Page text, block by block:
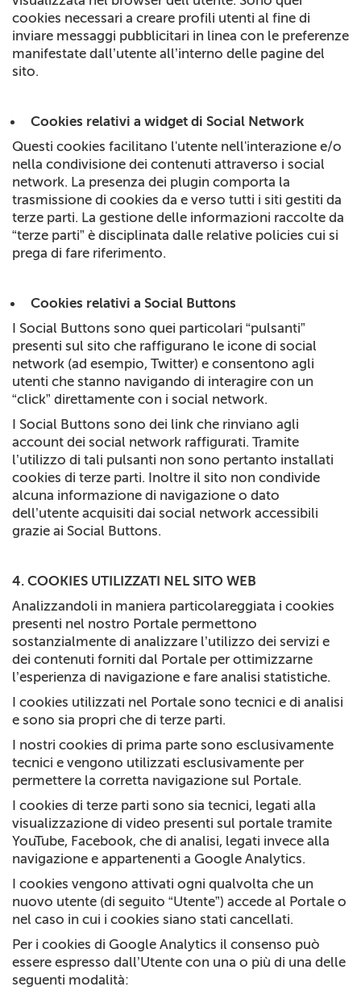
cookies necessari a creare profili utenti al fine di
inviare messaggi pubblicitari in linea con le preferenze
manifestate dall’utente all’interno delle pagine del
sito.
Cookies relativi a widget di Social Network
Questi cookies facilitano l'utente nell'interazione e/o
nella condivisione dei contenuti attraverso i social
network. La presenza dei plugin comporta la
trasmissione di cookies da e verso tutti i siti gestiti da
terze parti. La gestione delle informazioni raccolte da
“terze parti” è disciplinata dalle relative policies cui si
prega di fare riferimento.
Cookies relativi a Social Buttons
I Social Buttons sono quei particolari “pulsanti”
presenti sul sito che raffigurano le icone di social
network (ad esempio, Twitter) e consentono agli
utenti che stanno navigando di interagire con un
“click” direttamente con i social network.
I Social Buttons sono dei link che rinviano agli
account dei social network raffigurati. Tramite
l’utilizzo di tali pulsanti non sono pertanto installati
cookies di terze parti. Inoltre il sito non condivide
alcuna informazione di navigazione o dato
dell’utente acquisiti dai social network accessibili
grazie ai Social Buttons.
4. COOKIES UTILIZZATI NEL SITO WEB
Analizzandoli in maniera particolareggiata i cookies
presenti nel nostro Portale permettono
sostanzialmente di analizzare l’utilizzo dei servizi e
dei contenuti forniti dal Portale per ottimizzarne
l’esperienza di navigazione e fare analisi statistiche.
I cookies utilizzati nel Portale sono tecnici e di analisi
e sono sia propri che di terze parti.
I nostri cookies di prima parte sono esclusivamente
tecnici e vengono utilizzati esclusivamente per
permettere la corretta navigazione sul Portale.
I cookies di terze parti sono sia tecnici, legati alla
visualizzazione di video presenti sul portale tramite
YouTube, Facebook, che di analisi, legati invece alla
navigazione e appartenenti a Google Analytics.
I cookies vengono attivati ogni qualvolta che un
nuovo utente (di seguito “Utente”) accede al Portale o
nel caso in cui i cookies siano stati cancellati.
Per i cookies di Google Analytics il consenso può
essere espresso dall’Utente con una o più di una delle
seguenti modalità: